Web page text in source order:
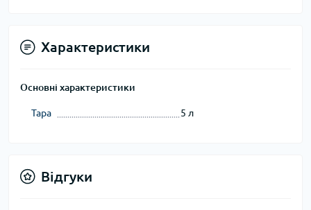
Характеристики
Основні характеристики
Тара 5 л
Відгуки